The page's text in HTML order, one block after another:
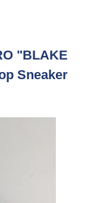
"BLAKE
Sneaker